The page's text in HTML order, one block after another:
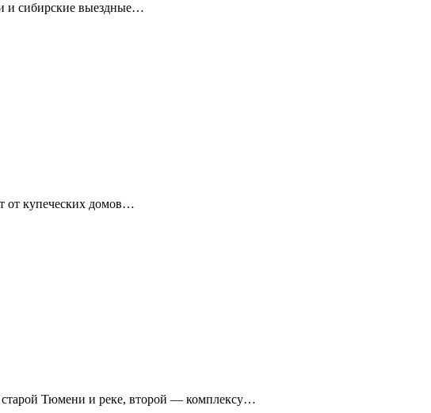
и сибирские выездные…
от купеческих домов…
Тюмени и реке, второй — комплексу…